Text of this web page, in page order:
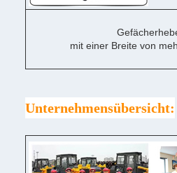
mit einer Breite von
Unternehmensübersicht: